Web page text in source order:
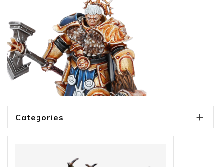
Categories 